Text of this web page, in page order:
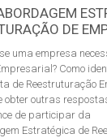
DE
uma empresa
Como
de Reestruturação
obter outras
de participar da
Estratégica de